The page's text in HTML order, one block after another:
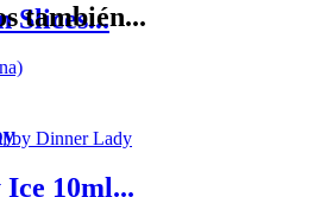
Slices...
10ml...
también...